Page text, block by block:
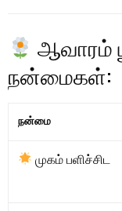
ஆவாரம்
நன்மைகள்:
நன்மை
முகம் பளிச்சிட